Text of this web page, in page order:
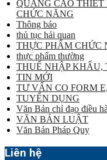
QUẢNG CÁO
CHỨC NĂNG
Thông báo
thủ tục hải quan
THỰC PHẨM CHỨC
thực phẩm thường
THUẾ NHẬP KHẨU,
TIN MỚI
TƯ VẤN CO FORM
TUYỂN DỤNG
Văn Bản chỉ đạo điều
VĂN BẢN LUẬT
Văn Bản Pháp Quy
Liên hệ